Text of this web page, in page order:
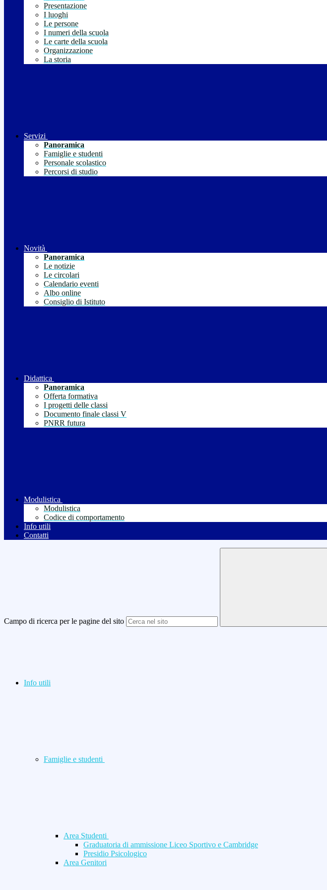
Presentazione
I luoghi
Le persone
I numeri della scuola
Le carte della scuola
Organizzazione
La storia
Servizi
Panoramica
Famiglie e studenti
Personale scolastico
Percorsi di studio
Novità
Panoramica
Le notizie
Le circolari
Calendario eventi
Albo online
Consiglio di Istituto
Didattica
Panoramica
Offerta formativa
I progetti delle classi
Documento finale classi V
PNRR futura
Modulistica
Modulistica
Codice di comportamento
Info utili
Contatti
Campo di ricerca per le pagine del sito
Info utili
Famiglie e studenti
Area Studenti
Graduatoria di ammissione Liceo Sportivo e Cambridge
Presidio Psicologico
Area Genitori